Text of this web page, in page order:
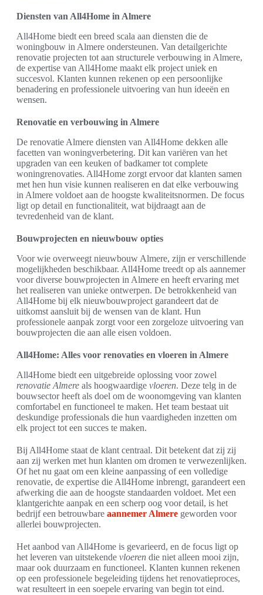
Diensten van All4Home in Almere
All4Home biedt een breed scala aan diensten die de
woningbouw in Almere ondersteunen. Van detailgerichte
renovatie projecten tot aan structurele verbouwing in Almere,
de expertise van All4Home maakt elk project uniek en
succesvol. Klanten kunnen rekenen op een persoonlijke
benadering en professionele uitvoering van hun ideeën en
wensen.
Renovatie en verbouwing in Almere
De renovatie Almere diensten van All4Home dekken alle
facetten van woningverbetering. Dit kan variëren van het
upgraden van een keuken of badkamer tot complete
woningrenovaties. All4Home zorgt ervoor dat klanten samen
met hen hun visie kunnen realiseren en dat elke verbouwing
in Almere voldoet aan de hoogste kwaliteitsnormen. De focus
ligt op detail en functionaliteit, wat bijdraagt aan de
tevredenheid van de klant.
Bouwprojecten en nieuwbouw opties
Voor wie overweegt nieuwbouw Almere, zijn er verschillende
mogelijkheden beschikbaar. All4Home treedt op als aannemer
voor diverse bouwprojecten in Almere en heeft ervaring met
het realiseren van unieke ontwerpen. De betrokkenheid van
All4Home bij elk nieuwbouwproject garandeert dat de
uitkomst aansluit bij de wensen van de klant. Hun
professionele aanpak zorgt voor een zorgeloze uitvoering van
bouwprojecten die aan alle eisen voldoen.
All4Home: Alles voor renovaties en vloeren in Almere
All4Home biedt een uitgebreide oplossing voor zowel
renovatie Almere als hoogwaardige vloeren. Deze telg in de
bouwsector heeft als doel om de woonomgeving van klanten
comfortabel en functioneel te maken. Het team bestaat uit
deskundige professionals die hun vaardigheden inzetten om
elk project tot een succes te maken.
Bij All4Home staat de klant centraal. Dit betekent dat zij zij
aan zij werken met hun klanten om dromen te verwezenlijken.
Of het nu gaat om een kleine aanpassing of een volledige
renovatie, de expertise die All4Home inbrengt, garandeert een
afwerking die aan de hoogste standaarden voldoet. Met een
klantgerichte aanpak en een scherp oog voor detail, is het
bedrijf een betrouwbare aannemer Almere geworden voor
allerlei bouwprojecten.
Het aanbod van All4Home is gevarieerd, en de focus ligt op
het leveren van uitstekende vloeren die niet alleen mooi zijn,
maar ook duurzaam en functioneel. Klanten kunnen rekenen
op een professionele begeleiding tijdens het renovatieproces,
wat resulteert in een soepele ervaring van begin tot eind.